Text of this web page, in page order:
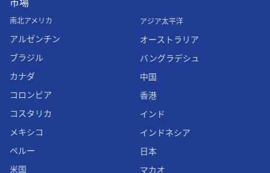
南北アメリカ
アルゼンチン
ブラジル
カナダ
コロンビア
コスタリカ
メキシコ
ペルー
米国
アジア太平洋
オーストラリア
バングラデシュ
中国
香港
インド
インドネシア
日本
マカオ